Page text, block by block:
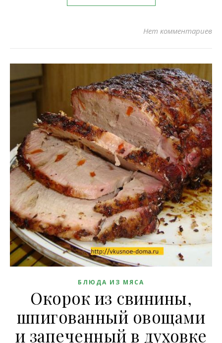
Нет комментариев
БЛЮДА ИЗ МЯСА
Окорок из свинины,
шпигованный овощами
и запеченный в духовке